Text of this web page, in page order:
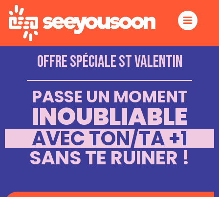
Offre spéciale St Valentin
PASSE UN MOMENT
INOUBLIABLE
AVEC TON/TA +1
SANS TE RUINER !